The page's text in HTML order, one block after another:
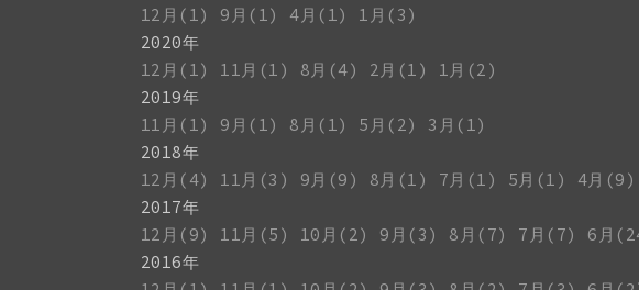
12月(1)
9月(1) 4月(1)
1月(3)
2020年
12月(1)
11月(1) 8月(4) 2月(1)
1月(2)
2019年
11月(1)
9月(1) 8月(1) 5月(2)
3月(1)
2018年
12月(4)
11月(3) 9月(9) 8月(1) 7月(1) 5月(1) 4月(9)
2017年
12月(9)
11月(5) 10月(2) 9月(3) 8月(7) 7月(7) 6月
2016年